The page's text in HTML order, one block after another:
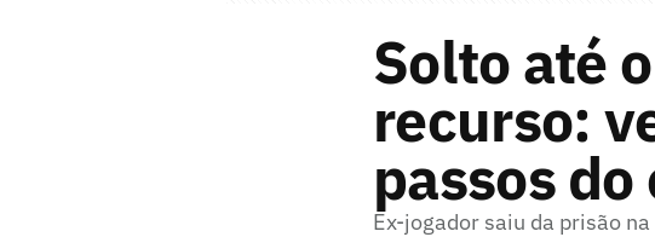
Solto até
recurso:
passos
Ex-jogador saiu da prisão